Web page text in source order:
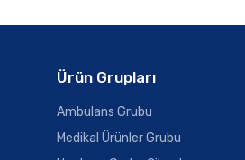
Ürün Grupları
Ambulans Grubu
Medikal Ürünler Grubu